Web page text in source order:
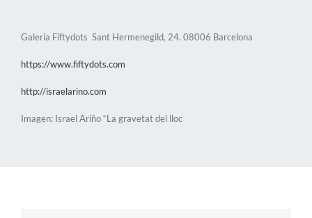
Galería Fiftydots Sant Hermenegild, 24. 08006 Barcelona
https://www.fiftydots.com
http://israelarino.com
Imagen: Israel Ariño “La gravetat del lloc